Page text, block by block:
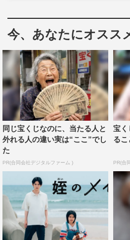
リバディ』（2022年）など数々の
今年4月に放送されたドラマ『ク
主演を務め、今年12月に配信予
遊☆白書』、2024年の大河ドラマ
を控えている。テレビ東京のドラ
の主演作『なぞの転校生』以来
今、あなたにオスス
同じ宝くじなのに、当たる人と
外れる人の違い実は“ここ”でし
た
PR(合同会社デジタルファーム )
宝く
るこ
PR(合